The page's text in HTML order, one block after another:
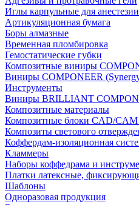
Иглы карпульные для анестезии
Артикуляционная бумага
Боры алмазные
Временная пломбировка
Гемостатические губки
Композитные виниры
Виниры COMPONEER
Инструменты
Виниры BRILLIANT
Композитные материалы
Композитные блоки CAD/СAM
Композиты светового
Коффердам-изоляционная
Кламмеры
Наборы коффедрама и
Платки латексные,
Шаблоны
Одноразовая продукция